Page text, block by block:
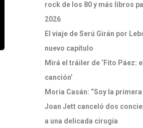
rock de los 80 y más libros
2026
El viaje de Serú Girán por
nuevo capítulo
Mirá el tráiler de ‘Fito Páez:
canción’
Moria Casán: “Soy la primera
Joan Jett canceló dos
a una delicada cirugía